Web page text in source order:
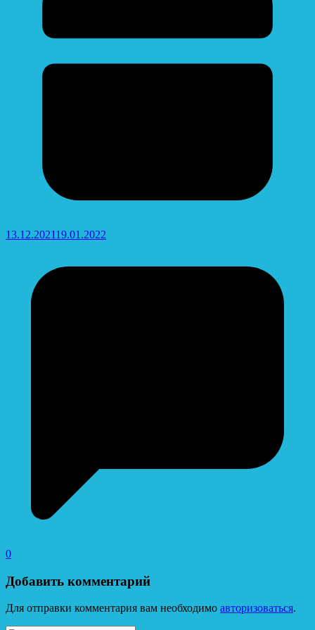
13.12.202119.01.2022
0
Добавить комментарий
Для отправки комментария вам необходимо авторизоваться.